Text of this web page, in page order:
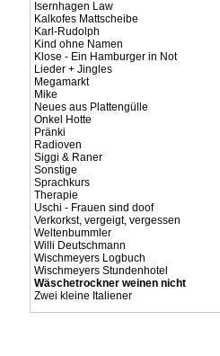
Isernhagen Law
Kalkofes Mattscheibe
Karl-Rudolph
Kind ohne Namen
Klose - Ein Hamburger in Not
Lieder + Jingles
Megamarkt
Mike
Neues aus Plattengülle
Onkel Hotte
Pränki
Radioven
Siggi & Raner
Sonstige
Sprachkurs
Therapie
Uschi - Frauen sind doof
Verkorkst, vergeigt, vergessen
Weltenbummler
Willi Deutschmann
Wischmeyers Logbuch
Wischmeyers Stundenhotel
Wäschetrockner weinen nicht
Zwei kleine Italiener